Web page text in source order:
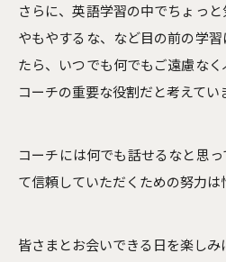
さらに、英語学習の中でちょっ
やもやするな、など目の前の学
たら、いつでも何でもご遠慮な
コーチの重要な役割だと考えてい
コーチには何でも話せるなと思
て信頼していただくための努力は
皆さまとお会いできる日を楽しみ